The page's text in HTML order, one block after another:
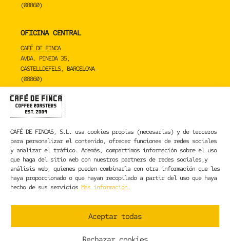
CAFÉ DE FINCAS, S.L. usa cookies propias (necesarias) y de terceros
para personalizar el contenido, ofrecer funciones de redes sociales
y analizar el tráfico. Además, compartimos información sobre el uso
que haga del sitio web con nuestros partners de redes sociales,y
análisis web, quienes pueden combinarla con otra información que les
haya proporcionado o que hayan recopilado a partir del uso que haya
hecho de sus servicios Más información.
Aceptar todas
(08860)
OFICINA CENTRAL
CAFÉ DE FINCA
AVDA. PINEDA 35,
CASTELLDEFELS, BARCELONA
(08860)
TOSTADERO
CAFÉ DE FINCA
CARRER DE LA MARE DE DÉU DE NÚRIA 23C,
SANT BOI DE LLOBREGAT, BARCELONA
(08830)
CONTACTA CON NOSOTROS